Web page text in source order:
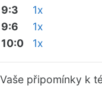
9:3
1x
9:6
1x
10:0
1x
Vaše připomínky k